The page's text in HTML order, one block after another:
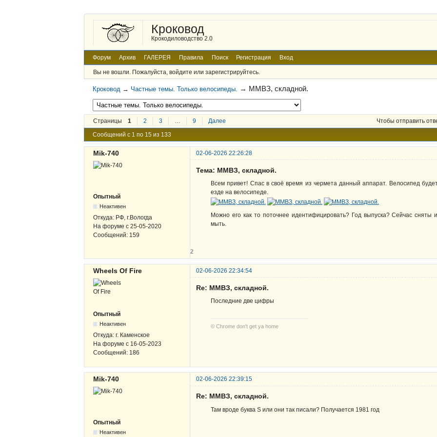
Кроковод
Крокодиловодство 2.0
Форум Архив ГАЛЕРЕЯ Правила Поиск Регистрация Вход
Вы не вошли. Пожалуйста, войдите или зарегистрируйтесь.
Кроковод → Частные темы. Только велосипеды. → ММВЗ, складной.
Страницы 1 2 3 … 9 Далее Чтобы отправить
Сообщений с 1 по 15 из 133
Mik-740 02-06-2026 22:26:28
Опытный
Неактивен
Откуда: РФ, г.Вологда
На форуме с 25-05-2020
Сообщений: 159
Тема: ММВЗ, складной.
Всем привет! Спас в своё время из чермета данный аппарат. Велосипед
езде на велосипеде.
Можно его как то поточнее идентифицировать? Год выпуска? Сейчас
мыть.
2
Wheels Of Fire 02-06-2026 22:34:54
Опытный
Неактивен
Откуда: г. Каменское
На форуме с 16-05-2023
Сообщений: 186
Re: ММВЗ, складной.
Последние две цифры
© Chrome don't get ya home
Mik-740 02-06-2026 22:39:15
Опытный
Неактивен
Re: ММВЗ, складной.
Там вроде буква S или они так писали? Получается 1981 год